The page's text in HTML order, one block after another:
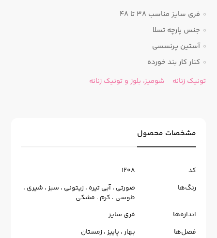
فری سایز مناسب 38 تا 48
جنس پارچه تسلا
آستین پرنسسی
کنار کار بند خورده
تونیک زنانه
شومیز، بلوز و تونیک زنانه
مشخصات محصول
کد
1208
رنگ‌ها
صورتی ،آبی تیره ، زیتونی ، سبز، شیری ،
طوسی ، کرم ، مشکی
اندازه‌ها
فری سایز
فصل‌ها
بهار، پاییز، زمستان